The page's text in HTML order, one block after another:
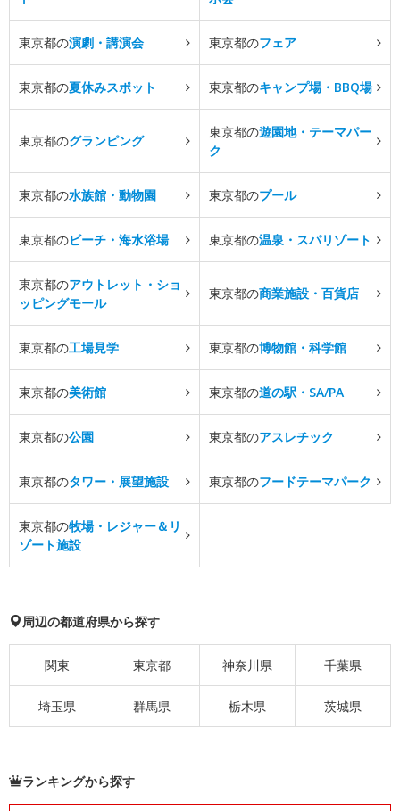
東京都の演劇・講演会 東京都のフェア
東京都の夏休みスポット 東京都のキャンプ場・BBQ場
東京都のグランピング
東京都の遊園地・テーマパー
ク
東京都の水族館・動物園 東京都のプール
東京都のビーチ・海水浴場 東京都の温泉・スパリゾート
東京都のアウトレット・ショ
ッピングモール
東京都の商業施設・百貨店
東京都の工場見学 東京都の博物館・科学館
東京都の美術館 東京都の道の駅・SA/PA
東京都の公園 東京都のアスレチック
東京都のタワー・展望施設 東京都のフードテーマパーク
東京都の牧場・レジャー＆リ
ゾート施設
周辺の都道府県から探す
関東 東京都 神奈川県 千葉県
埼玉県 群馬県 栃木県 茨城県
ランキングから探す